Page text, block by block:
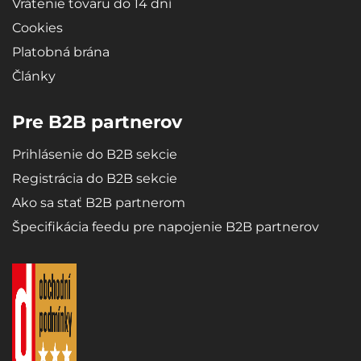
Vaňa je vyrobená úplne presne podľa tvaru dna batožinového
priestoru konkrétneho typu vozidla.
vzhľad v danom type vozidla.
Materiály
ohýbaní (napr. Pri skladovaní), že sa vaňa roztiahne opäť do
pôvodného tvaru.
Vrátenie tovaru do 14 dní
Cookies
Platobná brána
Články
Pre B2B partnerov
Prihlásenie do B2B sekcie
Registrácia do B2B sekcie
Ako sa stať B2B partnerom
Špecifikácia feedu pre napojenie B2B partnerov